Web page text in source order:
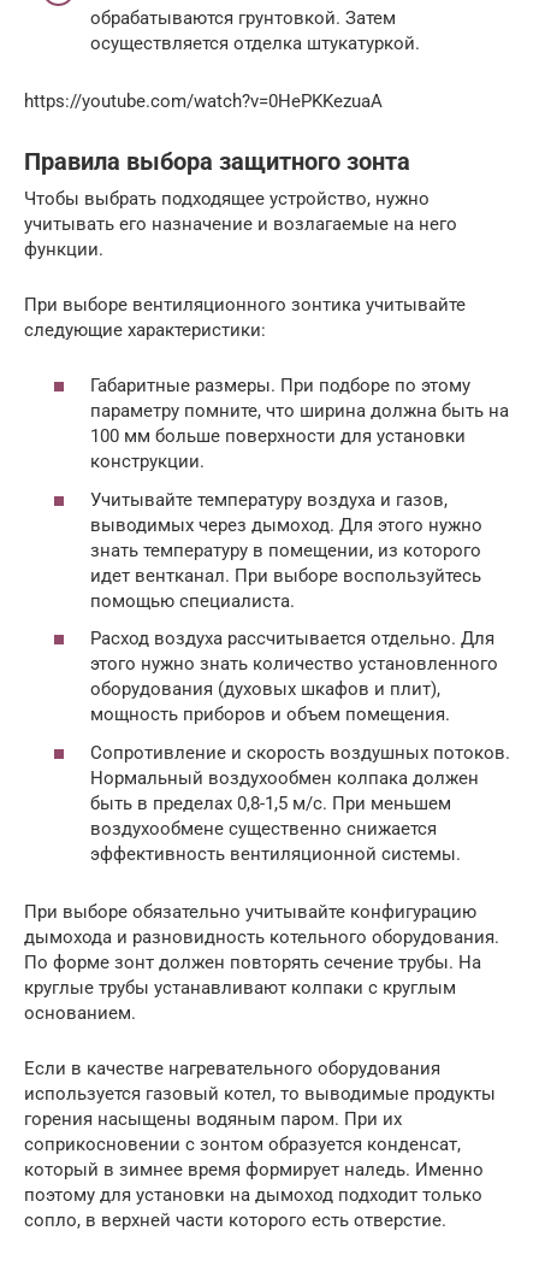
обрабатываются грунтовкой. Затем
осуществляется отделка штукатуркой.
https://youtube.com/watch?v=0HePKKezuaA
Правила выбора защитного зонта
Чтобы выбрать подходящее устройство, нужно
учитывать его назначение и возлагаемые на него
функции.
При выборе вентиляционного зонтика учитывайте
следующие характеристики:
Габаритные размеры. При подборе по этому
параметру помните, что ширина должна быть на
100 мм больше поверхности для установки
конструкции.
Учитывайте температуру воздуха и газов,
выводимых через дымоход. Для этого нужно
знать температуру в помещении, из которого
идет вентканал. При выборе воспользуйтесь
помощью специалиста.
Расход воздуха рассчитывается отдельно. Для
этого нужно знать количество установленного
оборудования (духовых шкафов и плит),
мощность приборов и объем помещения.
Сопротивление и скорость воздушных потоков.
Нормальный воздухообмен колпака должен
быть в пределах 0,8-1,5 м/с. При меньшем
воздухообмене существенно снижается
эффективность вентиляционной системы.
При выборе обязательно учитывайте конфигурацию
дымохода и разновидность котельного оборудования.
По форме зонт должен повторять сечение трубы. На
круглые трубы устанавливают колпаки с круглым
основанием.
Если в качестве нагревательного оборудования
используется газовый котел, то выводимые продукты
горения насыщены водяным паром. При их
соприкосновении с зонтом образуется конденсат,
который в зимнее время формирует наледь. Именно
поэтому для установки на дымоход подходит только
сопло, в верхней части которого есть отверстие.